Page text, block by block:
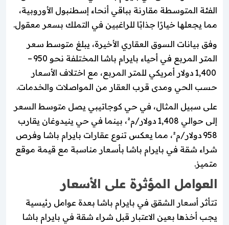
الفئة المتوسطة مقارنة بباقي أنحاء إسطنبول الأوروبية،
مما يجعلها خيارًا جذابًا للراغبين في التملك بسعر معقول.
وفق بيانات السوق العقاري الأخيرة، يبلغ متوسط سعر
المتر المربع في أحياء بايرام باشا المختلفة نحو 950 –
1,400 دولار أمريكي للمتر المربع، مع اختلاف الأسعار
حسب الحي ومدى قرب العقار من المواصلات والخدمات.
على سبيل المثال، في حي كوجاتيبي يصل متوسط السعر
إلى حوالي 1,408 دولار/م²، بينما في حي ينيدوغان يقارب
958 دولار/م²، مما يعكس تنوع عقارات بايرام باشا وفرص
شراء شقة في بايرام باشا بأسعار مناسبة مع قيمة موقع
متميز.
العوامل المؤثرة على الأسعار
تتأثر أسعار الشقق في بايرام باشا بعدة عوامل رئيسية
يجب أخذها بعين الاعتبار قبل شراء شقة في بايرام باشا